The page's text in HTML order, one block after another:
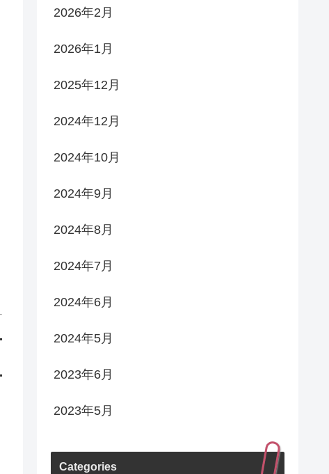
2026年2月
2026年1月
2025年12月
2024年12月
2024年10月
2024年9月
2024年8月
2024年7月
2024年6月
2024年5月
2023年6月
2023年5月
Categories